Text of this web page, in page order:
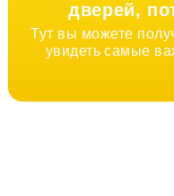
дверей,
Тут вы можете
увидеть самые